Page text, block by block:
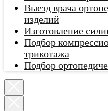
Выезд врача
изделий
Изготовление
Подбор
трикотажа
Подбор